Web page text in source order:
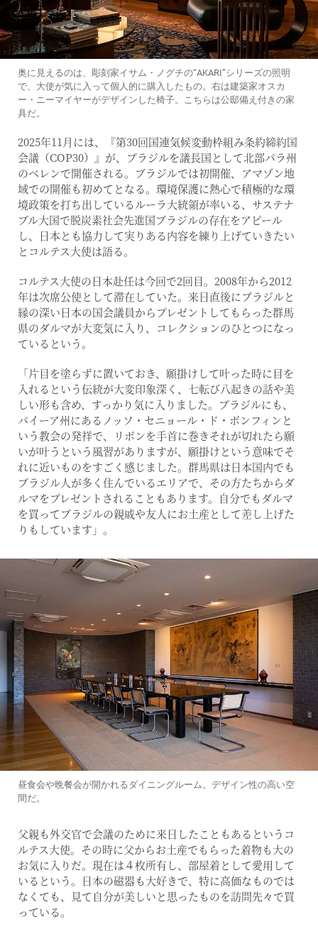
奥に見えるのは、彫刻家イサム・ノグチの“AKARI”シリーズの照明
で、大使が気に入って個人的に購入したもの。右は建築家オスカ
ー・ニーマイヤーがデザインした椅子。こちらは公邸備え付きの家
具だ。
2025年11月には、『第30回国連気候変動枠組み条約締約国
会議（COP30）』が、ブラジルを議長国として北部パラ州
のベレンで開催される。ブラジルでは初開催、アマゾン地
域での開催も初めてとなる。環境保護に熱心で積極的な環
境政策を打ち出しているルーラ大統領が率いる、サステナ
ブル大国で脱炭素社会先進国ブラジルの存在をアピール
し、日本とも協力して実りある内容を練り上げていきたい
とコルテス大使は語る。
コルテス大使の日本赴任は今回で2回目。2008年から2012
年は次席公使として滞在していた。来日直後にブラジルと
縁の深い日本の国会議員からプレゼントしてもらった群馬
県のダルマが大変気に入り、コレクションのひとつになっ
ているという。
「片目を塗らずに置いておき、願掛けして叶った時に目を
入れるという伝統が大変印象深く、七転び八起きの話や美
しい形も含め、すっかり気に入りました。ブラジルにも、
バイーア州にあるノッソ・セニョール・ド・ボンフィンと
いう教会の発祥で、リボンを手首に巻きそれが切れたら願
いが叶うという風習がありますが、願掛けという意味でそ
れに近いものをすごく感じました。群馬県は日本国内でも
ブラジル人が多く住んでいるエリアで、その方たちからダ
ルマをプレゼントされることもあります。自分でもダルマ
を買ってブラジルの親戚や友人にお土産として差し上げた
りもしています」。
昼食会や晩餐会が開かれるダイニングルーム。デザイン性の高い空
間だ。
父親も外交官で会議のために来日したこともあるというコ
ルテス大使。その時に父からお土産でもらった着物も大の
お気に入りだ。現在は４枚所有し、部屋着として愛用して
いるという。日本の磁器も大好きで、特に高価なものでは
なくても、見て自分が美しいと思ったものを訪問先々で買
っている。